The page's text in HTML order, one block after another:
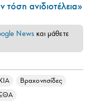
ανιδιοτέλεια»
News και μάθετε
Βραχονησίδες